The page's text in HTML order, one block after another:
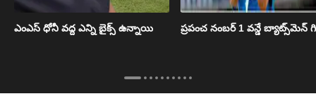
ఎంఎస్ ధోనీ వద్ద ఎన్ని బైక్స్ ఉన్నాయి ప్రపంచ నంబర్ 1 వన్డే బ్యాట్స్‌మెన్